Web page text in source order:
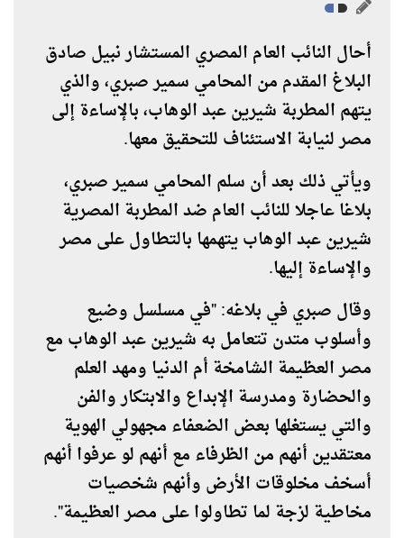
أحال النائب العام المصري المستشار نبيل صادق
البلاغ المقدم من المحامي سمير صبري، والذي
يتهم المطربة شيرين عبد الوهاب، بالإساءة إلى
مصر لنيابة الاستئناف للتحقيق معها.
ويأتي ذلك بعد أن سلم المحامي سمير صبري،
بلاغا عاجلا للنائب العام ضد المطربة المصرية
شيرين عبد الوهاب يتهمها بالتطاول على مصر
والإساءة إليها.
وقال صبري في بلاغه: "في مسلسل وضيع
وأسلوب متدن تتعامل به شيرين عبد الوهاب مع
مصر العظيمة الشامخة أم الدنيا ومهد العلم
والحضارة ومدرسة الإبداع والابتكار والفن
والتي يستغلها بعض الضعفاء مجهولي الهوية
معتقدين أنهم من الظرفاء مع أنهم لو عرفوا أنهم
أسخف مخلوقات الأرض وأنهم شخصيات
مخاطية لزجة لما تطاولوا على مصر العظيمة".